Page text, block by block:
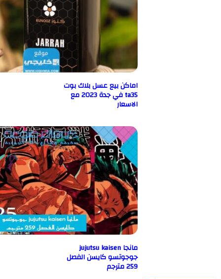
اماكن بيع عسل بلاك بوت
ta35 في جدة 2023 مع
مانجا jujutsu kaisen
جوجوتسو كايسن الفصل